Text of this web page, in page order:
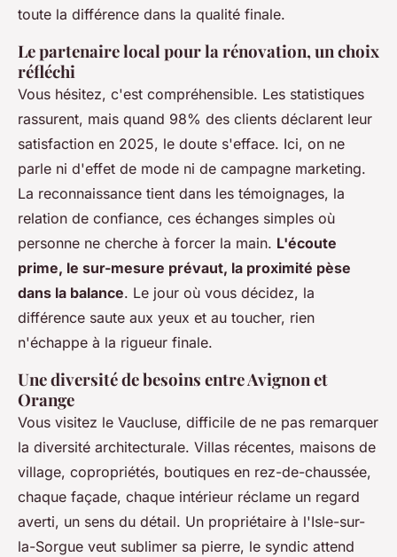
toute la différence dans la qualité finale.
Le partenaire local pour la rénovation, un choix
réfléchi
Vous hésitez, c'est compréhensible. Les statistiques
rassurent, mais quand 98% des clients déclarent leur
satisfaction en 2025, le doute s'efface. Ici, on ne
parle ni d'effet de mode ni de campagne marketing.
La reconnaissance tient dans les témoignages, la
relation de confiance, ces échanges simples où
personne ne cherche à forcer la main. L'écoute
prime, le sur-mesure prévaut, la proximité pèse
dans la balance. Le jour où vous décidez, la
différence saute aux yeux et au toucher, rien
n'échappe à la rigueur finale.
Une diversité de besoins entre Avignon et
Orange
Vous visitez le Vaucluse, difficile de ne pas remarquer
la diversité architecturale. Villas récentes, maisons de
village, copropriétés, boutiques en rez-de-chaussée,
chaque façade, chaque intérieur réclame un regard
averti, un sens du détail. Un propriétaire à l'Isle-sur-
la-Sorgue veut sublimer sa pierre, le syndic attend